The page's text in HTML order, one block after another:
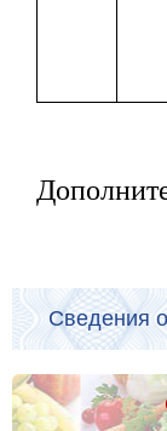
Сведения